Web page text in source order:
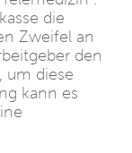
die
Zweifel an
den
um diese
kann es